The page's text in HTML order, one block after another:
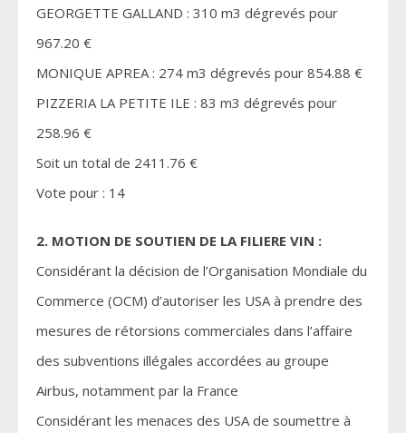
GEORGETTE GALLAND : 310 m3 dégrevés pour
967.20 €
MONIQUE APREA : 274 m3 dégrevés pour 854.88 €
PIZZERIA LA PETITE ILE : 83 m3 dégrevés pour
258.96 €
Soit un total de 2411.76 €
Vote pour : 14
2. MOTION DE SOUTIEN DE LA FILIERE VIN :
Considérant la décision de l’Organisation Mondiale du
Commerce (OCM) d’autoriser les USA à prendre des
mesures de rétorsions commerciales dans l’affaire
des subventions illégales accordées au groupe
Airbus, notamment par la France
Considérant les menaces des USA de soumettre à